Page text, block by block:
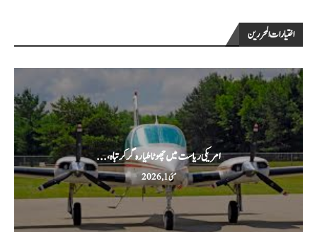
اختيارات المحررين
امریکی ریاست میں چھوٹا طیارہ گر کر تباہ،...
مئی 1, 2026